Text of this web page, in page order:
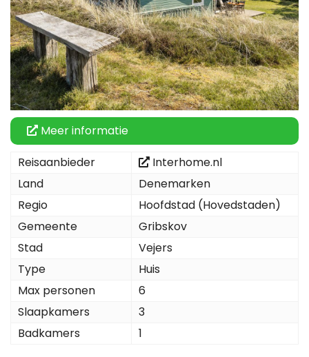
Meer informatie
Reisaanbieder
Interhome.nl
Land
Denemarken
Regio
Hoofdstad (Hovedstaden)
Gemeente
Gribskov
Stad
Vejers
Type
Huis
Max personen
6
Slaapkamers
3
Badkamers
1